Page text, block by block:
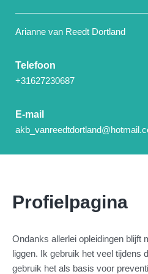
Arianne van Reedt Dortland
Telefoon
+31627230687
E-mail
Profielpagina
Ondanks allerlei opleidingen blijft
liggen. Ik gebruik het veel tijdens
gebruik het als basis voor